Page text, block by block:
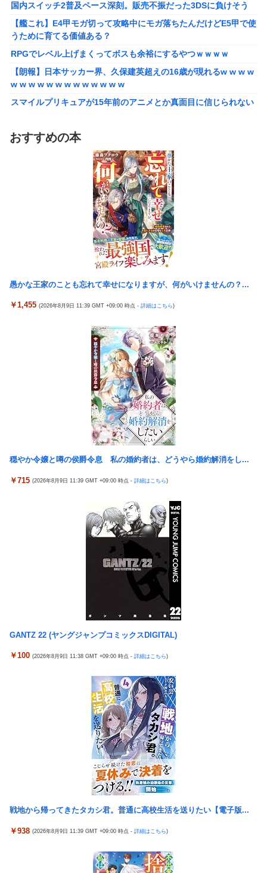
【艦これ】E4甲モガ切って攻略中にモガ落ちたんだけどE5甲で使
うために育てる価値ある？
RPGでレベル上げまくってボスも余裕にするやつｗｗｗｗ
【泣】年配夫婦が営む中華屋さん、休業を知らせる貼り紙に応援
コメントが続々と
【画像】森高千里（18）「私がオバさんになったらミニスカート
は無理よ」→現在ｗｗｗｗ
人「あんな奴居ねえよ」
シカ「ヒマワリ全部喰った」 郡山布引風の高原まつり中止
【画像あり】居酒屋「6人で長居して会計4939円！喋りたいだけ
なら公園に行ってくれ（怒」
【悲報】ちいかわ作者さん、「総額30億超」の大豪邸を建て
【鼻水】お灸堂の院長先生による「鼻がつらい時の対処法」誰で
も簡単にできると話題に
【悲報】高市内閣、消費税1％表明でも支持率下落 →ついに６割
日本の防衛白書、ついに青春アニメ化ｗｗｗ 国防を語る本なのに
【画像】廃墟化したレンタルビデオ屋、そのまま時が止まってし
まっていると話題にｗｗｗｗ
【悲報】女性配信者「アスペの検査してみた…みんなこれわかる
【画像】ハンターハンターさん、ガチで最強の新能力を登場させ
てしまうｗｗｗｗｗｗｗ
【画像】週刊少年マガジン、限界突破
【動画】甲子園の女性審判、大誤審で炎上
最新の「発売日告知トレーラー」も公開！
日本に対抗報復時、韓国のGDP3.1%減少…韓国の被害がより大き
バスケットボールは最終Qだけ見ればいい論
【画像】女優・水崎綾女、R-15指定映画で乳首解禁、しかもピン
チェリ男の悠遊自適 #608【オススメを選ぶ時の注意点！？】
THE NEUTRALのしげるさんのパチンココラボイベント動画が公
開される！めっちゃ楽しそうだな！！！
なんでパチンコってこんな回らなくなったんだろうな…源さんと
かUCの時って1000円25ぐらい回ったもんな
【悲報】女さん、歩行者を轢いた挙句、道路に倒れてどえらいこ
とになってしまうw w w w w w w
海外「日本人はなんて気高いんだ！」 英高級紙も驚愕した極限の
中の日本人の姿に世界が衝撃
【画像】このLINEでなんで女が怒ってるのか分かんない奴はモテ
ない奴確定らしい←お前らは勿論わかるよな？？？？？？？
中国「大洪水！」三峡ダム「13基の水門開放（爆量放流」中国都
市「三峡上流で豪雨！（三峡下流で水害」長江と黄河「同時氾濫
危機」台風13号「中国本土...
中国「大洪水！」三峡ダム「13基の水門開放（爆量放流」中国都
市「三峡上流で豪雨！（三峡下流で水害」長江と黄河「同時氾濫
【マスコミ妄想】女性セブンさん、高市憎しが極まりすぎたの
か、過去一級の低俗な「支持率下げてやる」記事を配信してしま
国内スイッチ2普及ペース深刻。販売不振だった3DSに負けそう
【艦これ】E4甲モガ切って攻略中にモガ落ちたんだけどE5甲で使
うために育てる価値ある？
RPGでレベル上げまくってボスも余裕にするやつｗｗｗｗ
【朗報】日本サッカー界、久保建英超えの16歳が現れるw w w w
w w w w w w w w w w w w w
スマイルプリキュアが15年前のアニメとか真面目に信じられない
【愕然】自称グルメ「やっぱりフグ刺しは旨い！ｗ」 ワイ「あ
のさ・・・」 →
【悲報】メイドインアビスの主題歌、ホロライブに決まって大炎
【朗報】女子高 生レイヤー、臭いやつに苦言 「洋服は一回全部
熱湯につけよう！洗濯機はキッチンハイター薄めた水で一回まわ
【悲報】高市内閣、消費税1％表明でも支持率下落 →ついに６割
日本の防衛白書、ついに青春アニメ化ｗｗｗ 国防を語る本なのに
表紙が謎すぎる
生ｗｗｗｗｗｗ
「神聖なる場所です」靖国神社、境内におけるコスプレや軍装の
日本に対抗報復時、韓国のGDP3.1%減少…韓国の被害がより大き
実際『ゼルダ 時オカ』→『風タク』の時の空気感を知りたい
チェリ男の悠遊自適 #608【オススメを選ぶ時の注意点！？】
THE NEUTRALのしげるさんのパチンココラボイベント動画が公
開される！めっちゃ楽しそうだな！！！
なんでパチンコってこんな回らなくなったんだろうな…源さんと
アクセルワールドのパチンコが相当やばいらしい… 打った人「剣
【動画】 可愛い元気なバイトの女の子！ホテルへ。寝ている彼女
のマ●コをそーっとイジイジ 笑
タトゥー彫り師さん「刺青入れてる奴は全員バカです」→30万再
【悲報】「美人すぎる県警本部長」失職ｗｗｗｗｗｗｗｗｗ
本屋に現れた異臭＆浮浪者風の男、ペタンコのボストンバッグを
パンパンにして無会計で退店！Gメンに確保され「なんで？」と
【熊本地震】 発生後に居酒屋店内から温泉が吹き出す ← これ前
触れじゃね？
【試合実況】西武２軍スタメン 先発:杉山遙希（2026.8.9）
欧州「日本だけ反則だろ…」 世界の『日本びいき』にヨーロッパ
芸能人 「車の任意保険は強制にしろ、保険にも入れないヤツは運
転すんな！法律を改正しろ！！」
【J2第1節 鳥栖×甲府】鳥栖が好相性の甲府に2-0快勝で5年ぶり
開幕白星！田中雄大は古巣に恩返しPK弾
【ウマ娘】武さんが引退したらウマ娘に実装されそう
サイバスターが一番輝いてたスパロボ
モバＰ「アイドルにセクハラをします」
おすすめの本
愚かな王家のことも忘れて幸せになりますが、何がいけませんの？...
￥1,455 (2026年8月9日 11:39 GMT +09:00 時点 - 詳細はこちら)
穏やか令嬢と噂の侯爵令息 私の婚約者は、どうやら婚約解消をし...
￥715 (2026年8月9日 11:39 GMT +09:00 時点 - 詳細はこちら)
GANTZ 22 (ヤングジャンプコミックスDIGITAL)
￥100 (2026年8月9日 11:38 GMT +09:00 時点 - 詳細はこちら)
戦地から帰ってきたタカシ君。普通に高校生活を送りたい【電子版...
￥938 (2026年8月9日 11:39 GMT +09:00 時点 - 詳細はこちら)